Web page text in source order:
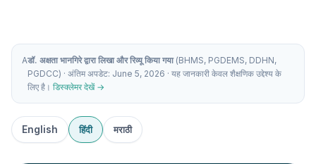
Aडॉ. अक्षता भानगिरे द्वारा लिखा और रिव्यू किया गया(BHMS, PGDEMS, DDHN,
PGDCC) · अंतिम अपडेट: June 5, 2026 · यह जानकारी केवल शैक्षणिक उद्देश्य के
लिए है। डिस्क्लेमर देखें →
English हिंदी मराठी